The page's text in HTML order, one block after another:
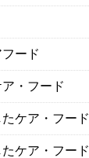
ード
・フード
ケア・フード
ケア・フード